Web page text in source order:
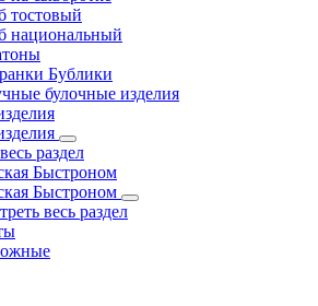
тостовый
национальный
Бублики
булочные изделия
раздел
Быстроном
Быстроном
весь раздел